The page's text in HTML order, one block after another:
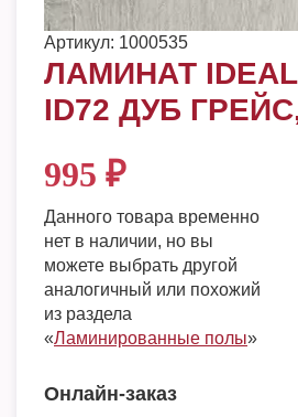
Артикул: 1000535
ЛАМИНАТ IDEAL
ID72 ДУБ
995 ₽
Данного товара временно
нет в наличии, но вы
можете выбрать другой
аналогичный или похожий
из раздела
«Ламинированные полы»
Онлайн-заказ